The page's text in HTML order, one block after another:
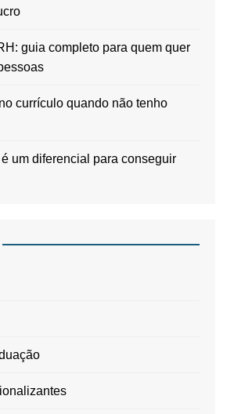
guia completo para quem quer
currículo quando não tenho
um diferencial para conseguir